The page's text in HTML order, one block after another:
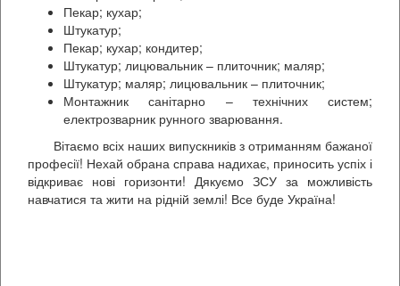
Пекар; кухар;
Штукатур;
Пекар; кухар; кондитер;
Штукатур; лицювальник – плиточник; маляр;
Штукатур; маляр; лицювальник – плиточник;
Монтажник санітарно – технічних систем;
електрозварник рунного зварювання.
Вітаємо всіх наших випускників з отриманням бажаної
професії! Нехай обрана справа надихає, приносить успіх і
відкриває нові горизонти! Дякуємо ЗСУ за можливість
навчатися та жити на рідній землі! Все буде Україна!